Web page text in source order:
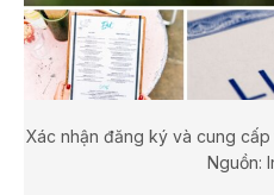
Xác nhận đăng ký và cung
Nguồn: